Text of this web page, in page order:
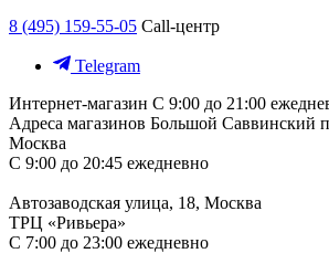
8 (495) 159-55-05 Call-центр
Telegram
Интернет-магазин С 9:00 до 21:00
Адреса магазинов Большой Саввинский
Москва
С 9:00 до 20:45 ежедневно
Автозаводская улица, 18, Москва
ТРЦ «Ривьера»
С 7:00 до 23:00 ежедневно